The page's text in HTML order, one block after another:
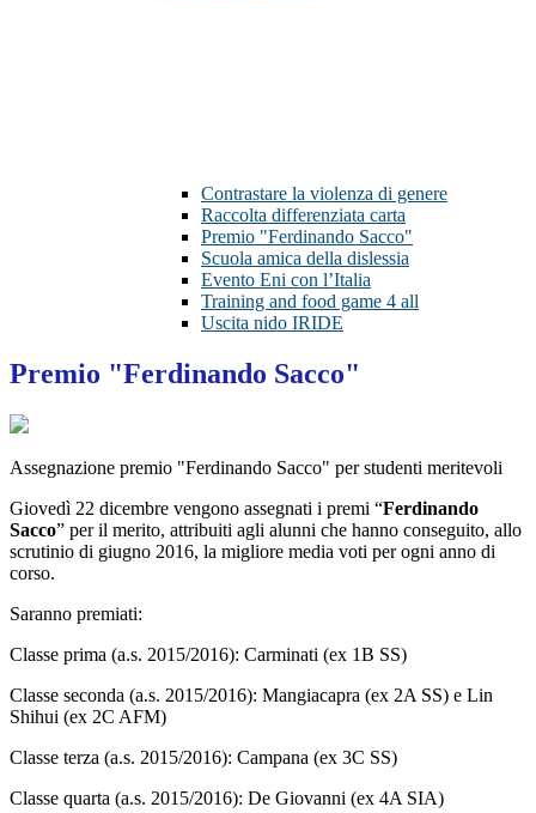
Contrastare la violenza di genere
Raccolta differenziata carta
Premio "Ferdinando Sacco"
Scuola amica della dislessia
Evento Eni con l’Italia
Training and food game 4 all
Uscita nido IRIDE
Premio "Ferdinando Sacco"
Assegnazione premio "Ferdinando Sacco" per studenti meritevoli
Giovedì 22 dicembre vengono assegnati i premi “Ferdinando
Sacco” per il merito, attribuiti agli alunni che hanno conseguito, allo
scrutinio di giugno 2016, la migliore media voti per ogni anno di
corso.
Saranno premiati:
Classe prima (a.s. 2015/2016): Carminati (ex 1B SS)
Classe seconda (a.s. 2015/2016): Mangiacapra (ex 2A SS) e Lin
Shihui (ex 2C AFM)
Classe terza (a.s. 2015/2016): Campana (ex 3C SS)
Classe quarta (a.s. 2015/2016): De Giovanni (ex 4A SIA)